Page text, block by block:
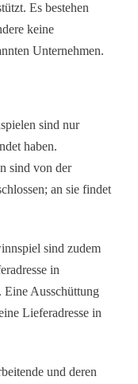
Es bestehen
keine
Unternehmen.
sind nur
haben.
sind von der
an sie findet
sind zudem
in
Eine Ausschüttung
Lieferadresse in
und deren